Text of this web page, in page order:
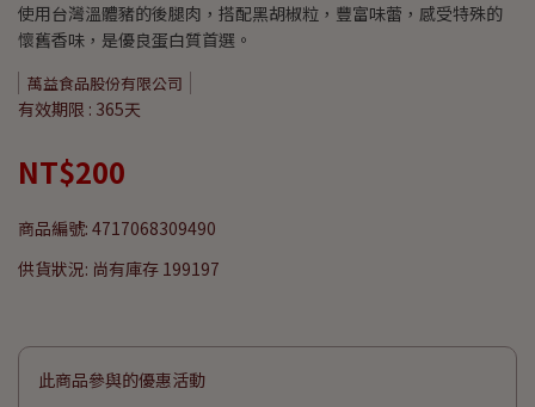
使用台灣溫體豬的後腿肉，搭配黑胡椒粒，豐富味蕾，感受特殊的
懷舊香味，是優良蛋白質首選。
萬益食品股份有限公司
有效期限 : 365天
NT$200
商品編號: 4717068309490
供貨狀況: 尚有庫存 199197
此商品參與的優惠活動